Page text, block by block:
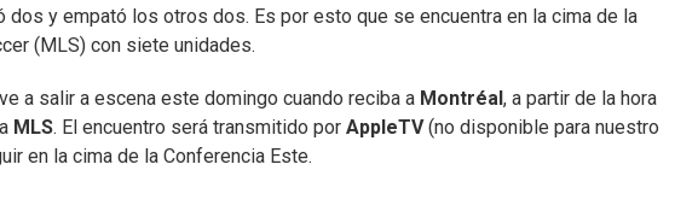
y empató los otros dos. Es por esto que se encuentra en la cima de la
(MLS) con siete unidades.
a salir a escena este domingo cuando reciba a Montréal, a partir de la hora
MLS. El encuentro será transmitido por AppleTV(no disponible para nuestro
en la cima de la Conferencia Este.